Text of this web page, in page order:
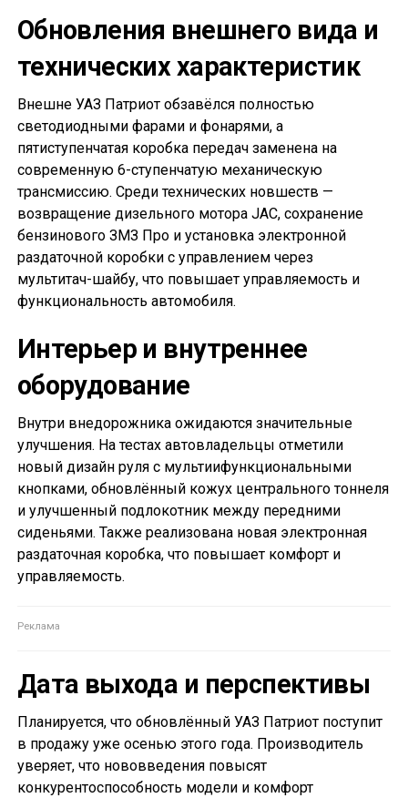
Обновления внешнего вида и
технических характеристик
Внешне УАЗ Патриот обзавёлся полностью
светодиодными фарами и фонарями, а
пятиступенчатая коробка передач заменена на
современную 6-ступенчатую механическую
трансмиссию. Среди технических новшеств —
возвращение дизельного мотора JAC, сохранение
бензинового ЗМЗ Про и установка электронной
раздаточной коробки с управлением через
мультитач-шайбу, что повышает управляемость и
функциональность автомобиля.
Интерьер и внутреннее
оборудование
Внутри внедорожника ожидаются значительные
улучшения. На тестах автовладельцы отметили
новый дизайн руля с мультиифункциональными
кнопками, обновлённый кожух центрального тоннеля
и улучшенный подлокотник между передними
сиденьями. Также реализована новая электронная
раздаточная коробка, что повышает комфорт и
управляемость.
Дата выхода и перспективы
Планируется, что обновлённый УАЗ Патриот поступит
в продажу уже осенью этого года. Производитель
уверяет, что нововведения повысят
конкурентоспособность модели и комфорт